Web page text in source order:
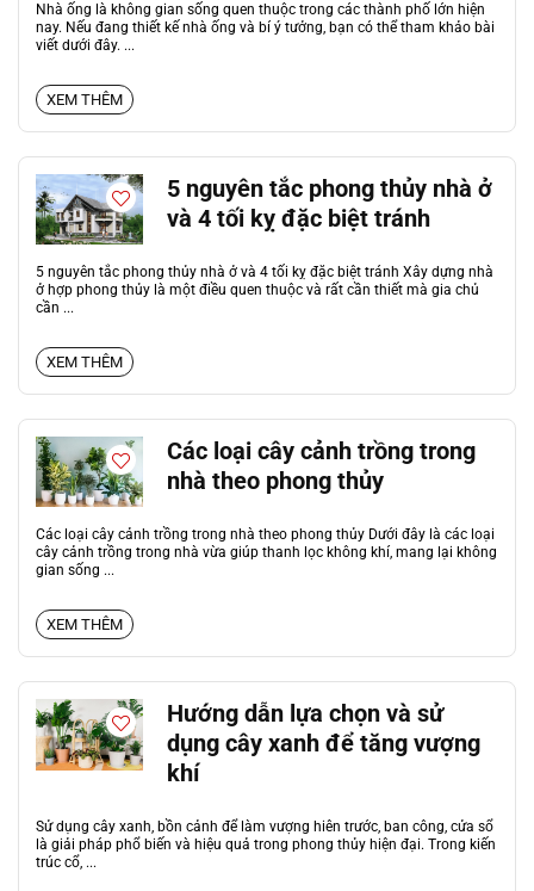
Nhà ống là không gian sống quen thuộc trong các thành phố lớn hiện
nay. Nếu đang thiết kế nhà ống và bí ý tưởng, bạn có thể tham khảo bài
viết dưới đây. ...
XEM THÊM
5 nguyên tắc phong thủy nhà ở
và 4 tối kỵ đặc biệt tránh
5 nguyên tắc phong thủy nhà ở và 4 tối kỵ đặc biệt tránh Xây dựng nhà
ở hợp phong thủy là một điều quen thuộc và rất cần thiết mà gia chủ
cần ...
XEM THÊM
Các loại cây cảnh trồng trong
nhà theo phong thủy
Các loại cây cảnh trồng trong nhà theo phong thủy Dưới đây là các loại
cây cảnh trồng trong nhà vừa giúp thanh lọc không khí, mang lại không
gian sống ...
XEM THÊM
Hướng dẫn lựa chọn và sử
dụng cây xanh để tăng vượng
khí
Sử dụng cây xanh, bồn cảnh để làm vượng hiên trước, ban công, cửa sổ
là giải pháp phổ biến và hiệu quả trong phong thủy hiện đại. Trong kiến
trúc cổ, ...